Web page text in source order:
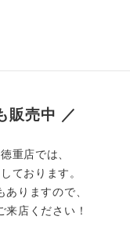
販売中 ／
重店では、
ております。
りますので、
店ください！